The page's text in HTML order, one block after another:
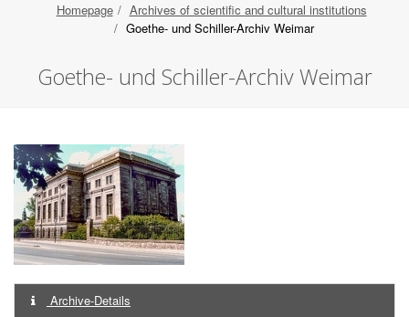
Homepage
Archives of scientific and cultural institutions
Goethe- und Schiller-Archiv Weimar
Goethe- und Schiller-Archiv Weimar
Archive-Details